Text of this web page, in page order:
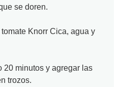
se doren.
Knorr Cica, agua y
20 minutos y agregar las
trozos.